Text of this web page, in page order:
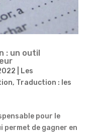
: un outil
Les
, Traduction : les
pour le
de gagner en